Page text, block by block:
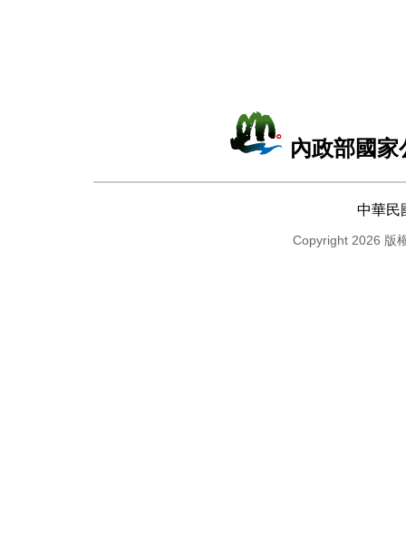
內政部國
中華民
Copyright 2026 版